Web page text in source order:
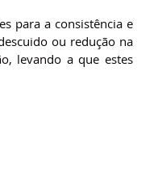
para a consistência e
ou redução na
levando a que estes